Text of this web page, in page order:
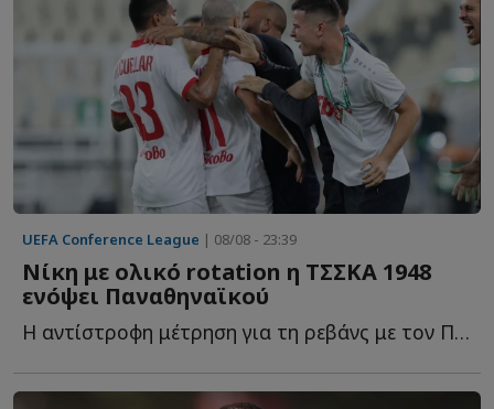
UEFA Conference League | 08/08 - 23:39
Νίκη με ολικό rotation η ΤΣΣΚΑ 1948
ενόψει Παναθηναϊκού
Η αντίστροφη μέτρηση για τη ρεβάνς με τον Παναθηναϊκό έ...